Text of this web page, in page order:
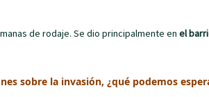
de rodaje. Se dio principalmente en el
sobre la invasión, ¿qué podemos